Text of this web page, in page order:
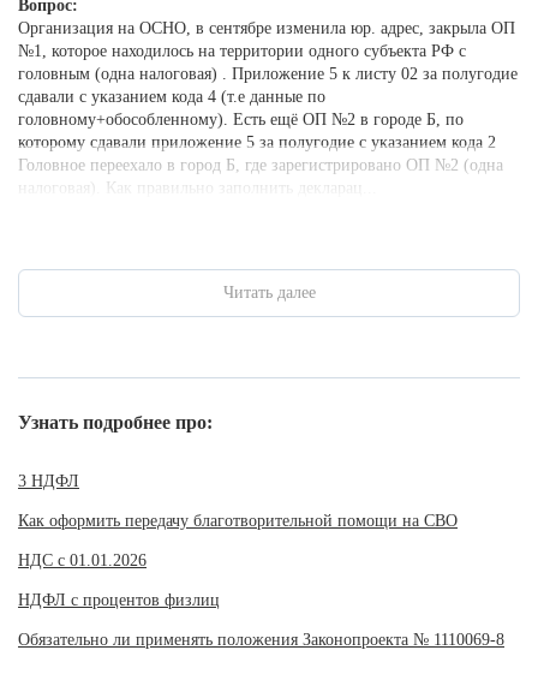
Вопрос:
Организация на ОСНО, в сентябре изменила юр. адрес, закрыла ОП
№1, которое находилось на территории одного субъекта РФ с
головным (одна налоговая) . Приложение 5 к листу 02 за полугодие
сдавали с указанием кода 4 (т.е данные по
головному+обособленному). Есть ещё ОП №2 в городе Б, по
которому сдавали приложение 5 за полугодие с указанием кода 2
Головное переехало в город Б, где зарегистрировано ОП №2 (одна
налоговая). Как правильно заполнить декларац...
Читать далее
Узнать подробнее про:
3 НДФЛ
Как оформить передачу благотворительной помощи на СВО
НДС с 01.01.2026
НДФЛ с процентов физлиц
Обязательно ли применять положения Законопроекта № 1110069-8